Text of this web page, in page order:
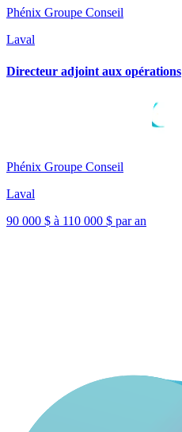
Phénix Groupe Conseil
Laval
Directeur adjoint aux opérations
Phénix Groupe Conseil
Laval
90 000 $ à 110 000 $ par an